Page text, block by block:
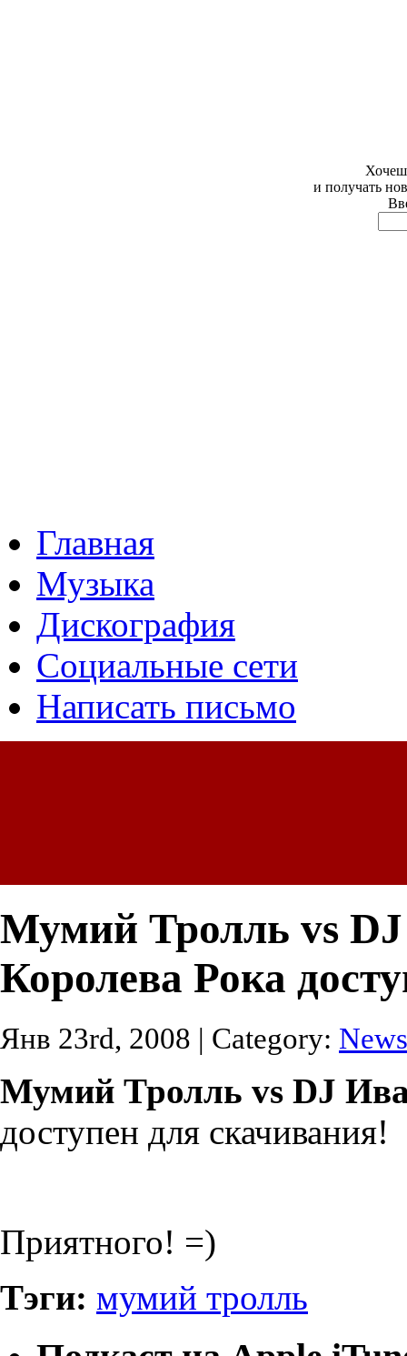
и получать
Главная
Музыка
Дискография
Социальные сети
Написать письмо
Мумий Тролль vs
Королева Рока
Янв 23rd, 2008 | Category: News
Мумий Тролль vs DJ
доступен для скачивания!
Приятного! =)
Тэги: мумий тролль